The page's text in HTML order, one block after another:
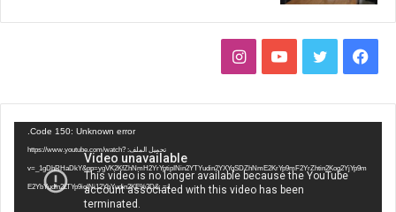
س
ب
ي
ت
ت
ي
و
س
ت
ق
Code 150: Unknown error.
تحميل الملف: https://www.youtube.com/watch?
v=_1gDhRHaDkY&pp=ygVK2KfZhNmH2YrYptipINin2YTYudin2YXYqSDZhNmE2KrYp9mF2YrZhtin2Kog2YjYp9m
E2YbYudin2LTYp9iqINi12YbYudin2KE%3D&_=1